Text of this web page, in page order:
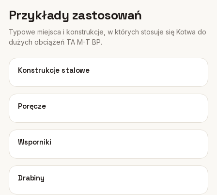
Przykłady zastosowań
Typowe miejsca i konstrukcje, w których stosuje się Kotwa do
dużych obciążeń TA M-T BP.
01
Konstrukcje stalowe
02
Poręcze
03
Wsporniki
04
Drabiny